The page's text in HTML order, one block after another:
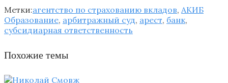
Метки:агентство по страхованию вкладов, АКИБ
Образование, арбитражный суд, арест, банк,
субсидиарная ответственность
Похожие темы